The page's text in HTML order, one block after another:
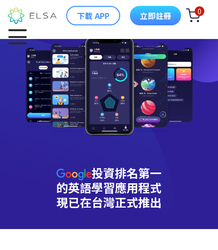
下載 APP 立即註冊 0
投資排名第一
的英語學習應用程式
現已在台灣正式推出